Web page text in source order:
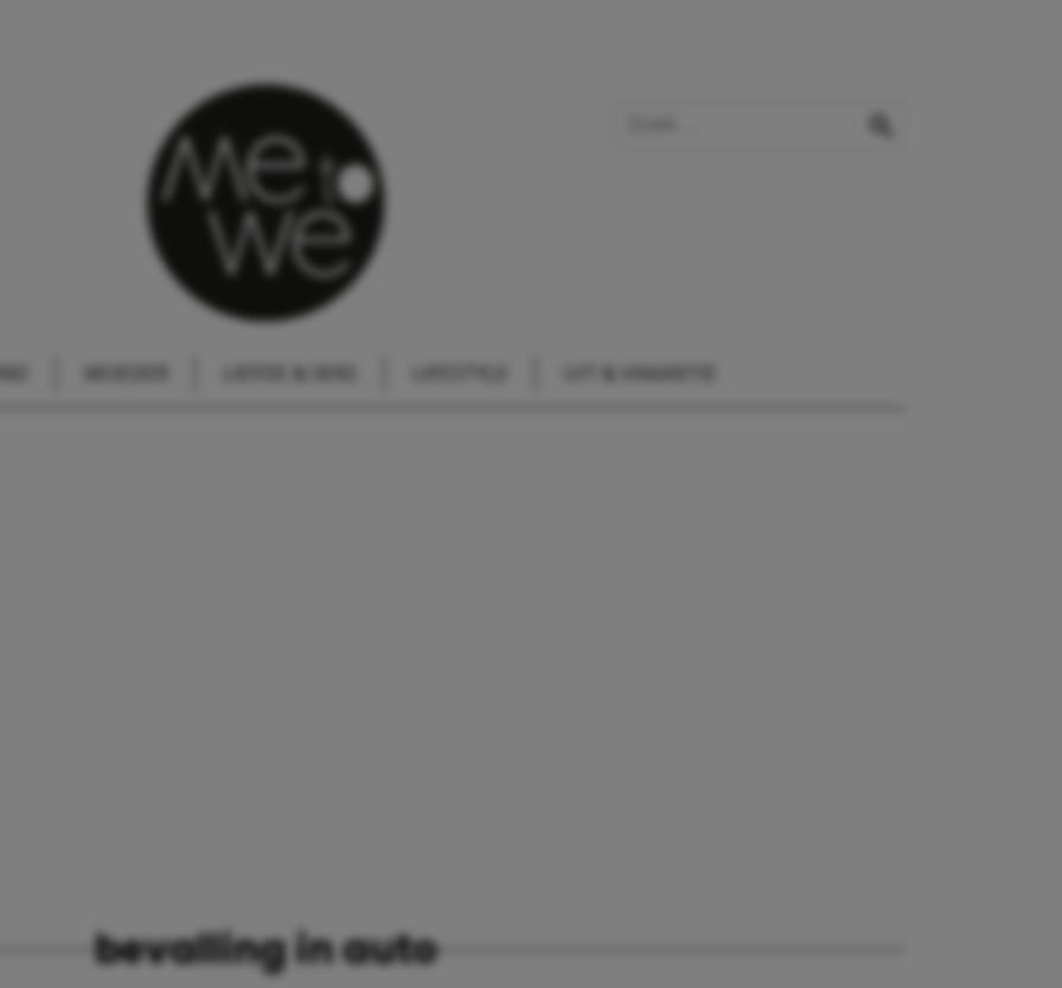
MOEDER LIEFDE & SEKS UIT & VAKANTIE
bevalling in auto